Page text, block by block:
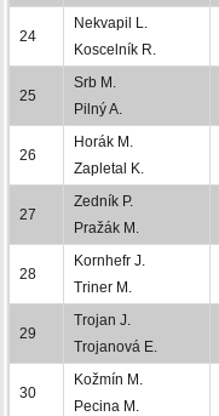
24
Nekvapil L.
Koscelník R.
25
Srb M.
Pilný A.
26
Horák M.
Zapletal K.
27
Zedník P.
Pražák M.
28
Kornhefr J.
Triner M.
29
Trojan J.
Trojanová E.
30
Kožmín M.
Pecina M.